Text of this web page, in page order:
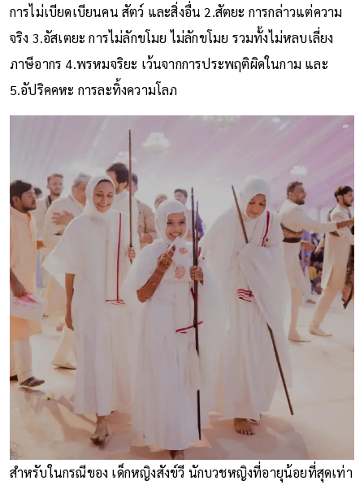
การไม่เบียดเบียนคน สัตว์ และสิ่งอื่น 2.สัตยะ การกล่าวแต่ความ
จริง 3.อัสเตยะ การไม่ลักขโมย ไม่ลักขโมย รวมทั้งไม่หลบเลี่ยง
ภาษีอากร 4.พรหมจริยะ เว้นจากการประพฤติผิดในกาม และ
5.อัปริคคหะ การละทิ้งความโลภ
สำหรับในกรณีของ เด็กหญิงสังข์วี นักบวชหญิงที่อายุน้อยที่สุดเท่า